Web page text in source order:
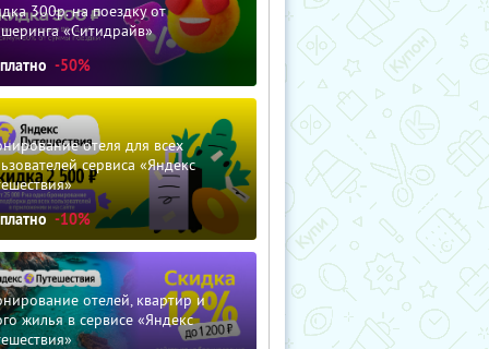
300р. на поездку от
«Ситидрайв»
-50%
отеля для всех
сервиса «Яндекс
-10%
отелей, квартир и
жилья в сервисе «Яндекс